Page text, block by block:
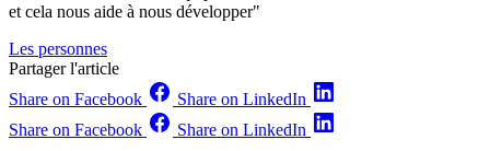
et cela nous aide à nous développer"
Les personnes
Partager l'article
Share on Facebook
Share on LinkedIn
Share on Facebook
Share on LinkedIn